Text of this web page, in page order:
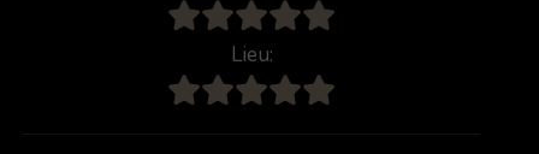
Lieu: